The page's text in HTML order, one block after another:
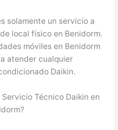
solamente un servicio a
local físico en Benidorm.
móviles en Benidorm
atender cualquier
Daikin.
Técnico Daikin en